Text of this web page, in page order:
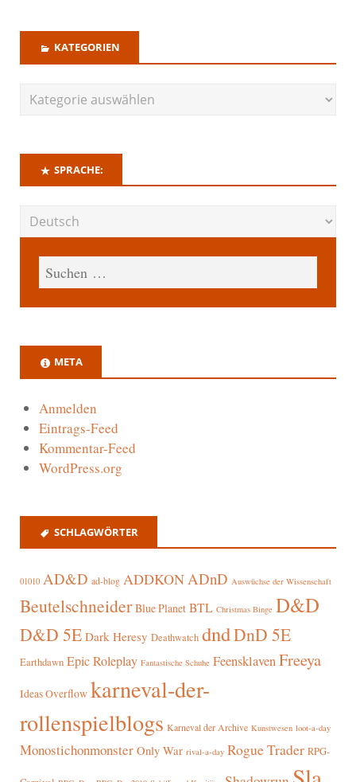
KATEGORIEN
SPRACHE:
META
Anmelden
Eintrags-Feed
Kommentar-Feed
WordPress.org
SCHLAGWÖRTER
01010 AD&D ad-blog ADDKONADnD Auswüchse der Wissenschaft
Beutelschneider Blue Planet BTL Christmas Binge D&D
D&D 5E Dark Heresy Deathwatch dndDnD 5E
Earthdawn Epic Roleplay Fantastische Schuhe FeensklavenFreeya
Ideas Overflow karneval-der-
rollenspielblogs Karneval der Archive Kunstwesen loot-a-day
Monostichonmonster Only War rival-a-day Rogue Trader RPG-